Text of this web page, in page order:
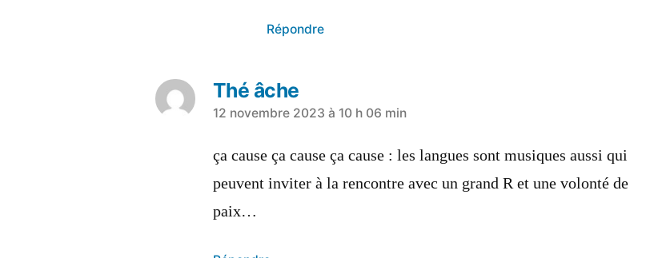
Répondre
Thé âche
12 novembre 2023 à 10 h 06 min
ça cause ça cause ça cause : les langues sont musiques aussi qui
peuvent inviter à la rencontre avec un grand R et une volonté de
paix…